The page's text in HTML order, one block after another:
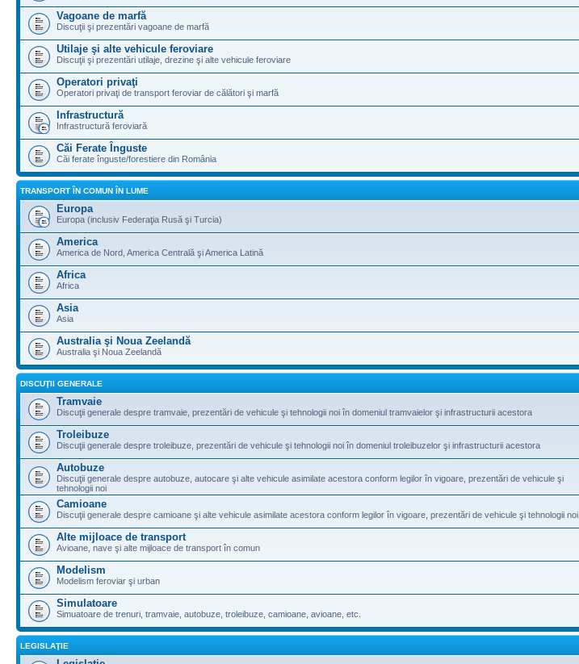
Vagoane de marfă
Discuţii şi prezentări vagoane de marfă
Utilaje şi alte vehicule feroviare
Discuţii şi prezentări utilaje, drezine şi alte vehicule feroviare
Operatori privaţi
Operatori privaţi de transport feroviar de călători şi marfă
Infrastructură
Infrastructură feroviară
Căi Ferate Înguste
Căi ferate înguste/forestiere din România
TRANSPORT ÎN COMUN ÎN LUME
Europa
Europa (inclusiv Federaţia Rusă şi Turcia)
America
America de Nord, America Centrală şi America Latină
Africa
Africa
Asia
Asia
Australia şi Noua Zeelandă
Australia şi Noua Zeelandă
DISCUŢII GENERALE
Tramvaie
Discuţii generale despre tramvaie, prezentări de vehicule şi tehnologii noi în domeniul tramvaielor şi infrastructurii acestora
Troleibuze
Discuţii generale despre troleibuze, prezentări de vehicule şi tehnologii noi în domeniul troleibuzelor şi infrastructurii acestora
Autobuze
Discuţii generale despre autobuze, autocare şi alte vehicule asimilate acestora conform legilor în vigoare, prezentări de vehicule şi
tehnologii noi
Camioane
Discuţii generale despre camioane şi alte vehicule asimilate acestora conform legilor în vigoare, prezentări de vehicule şi tehnologii noi
Alte mijloace de transport
Avioane, nave şi alte mijloace de transport în comun
Modelism
Modelism feroviar şi urban
Simulatoare
Simuatoare de trenuri, tramvaie, autobuze, troleibuze, camioane, avioane, etc.
LEGISLAŢIE